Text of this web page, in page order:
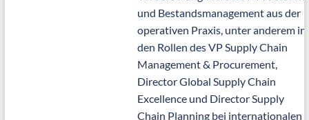
und Bestandsmanagement aus der
operativen Praxis, unter anderem in
den Rollen des VP Supply Chain
Management & Procurement,
Director Global Supply Chain
Excellence und Director Supply
Chain Planning bei internationalen